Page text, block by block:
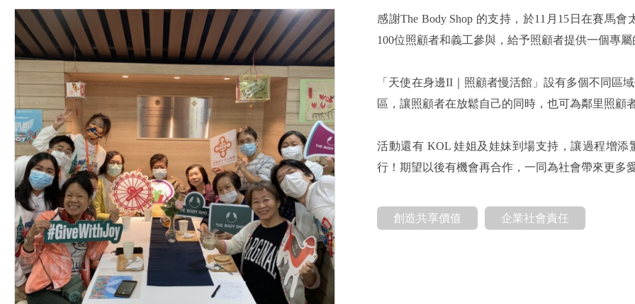
感謝The Body Shop 的支持，於11月15日在賽馬
100位照顧者和義工參與，給予照顧者提供一個專
「天使在身邊II｜照顧者慢活館」設有多個不同區
區，讓照顧者在放鬆自己的同時，也可為鄰里照顧
活動還有 KOL 娃姐及娃妹到場支持，讓過程增添
行！期望以後有機會再合作，一同為社會帶來更多
創造共享價值 企業社會責任